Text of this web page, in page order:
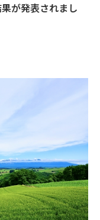
が発表されまし